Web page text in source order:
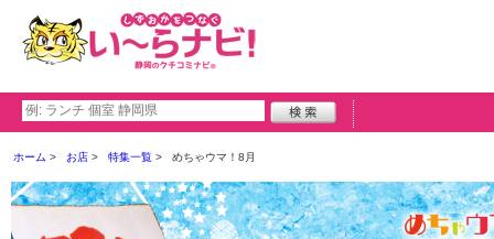
ホーム お店 特集一覧 めちゃウマ！8月